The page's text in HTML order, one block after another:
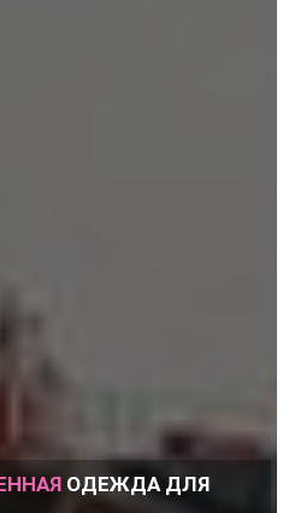
ОДЕЖДА ДЛЯ